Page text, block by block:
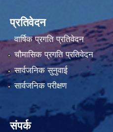
प्रतिवेदन
वार्षिक प्रगति प्रतिवेदन
चौमासिक प्रगति प्रतिवेदन
सार्वजनिक सुनुवाई
सार्वजनिक परीक्षण
संपर्क